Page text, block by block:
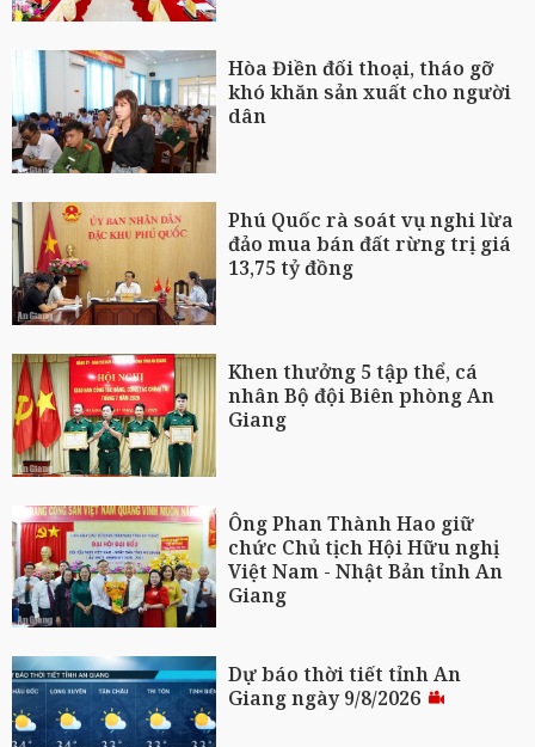
Hòa Điền đối thoại, tháo gỡ
khó khăn sản xuất cho người
dân
Phú Quốc rà soát vụ nghi lừa
đảo mua bán đất rừng trị giá
13,75 tỷ đồng
Khen thưởng 5 tập thể, cá
nhân Bộ đội Biên phòng An
Giang
Ông Phan Thành Hao giữ
chức Chủ tịch Hội Hữu nghị
Việt Nam - Nhật Bản tỉnh An
Giang
Dự báo thời tiết tỉnh An
Giang ngày 9/8/2026